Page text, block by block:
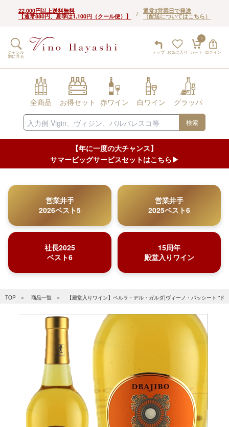
22,000円以上送料無料
【通常880円、夏季は1,100円（クール便）】 / 通常3営業日で発送
（配送についてはこちら）
トップ お気に入り
0
カート ログイン
ジャンル
別に見る
全商品 お得セット 赤ワイン 白ワイン グラッパ
検索
【年に一度の大チャンス】
サマービッグサービスセットはこちら▶︎
営業井手
2026ベスト5
営業井手
2025ベスト6
社長2025
ベスト6
15周年
殿堂入りワイン
TOP 商品一覧 【殿堂入りワイン】ペルラ・デル・ガルダ|ヴィーノ・パッシート “ド